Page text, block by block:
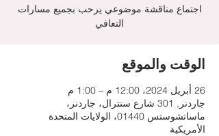
اجتماع مناقشة موضوعي يرحب بجميع مسارات
التعافي
الوقت والموقع
26 أبريل 2024، 12:00 م – 1:00 م
جاردنر, 301 شارع سنترال، جاردنر،
ماساتشوستس 01440، الولايات المتحدة
الأمريكية